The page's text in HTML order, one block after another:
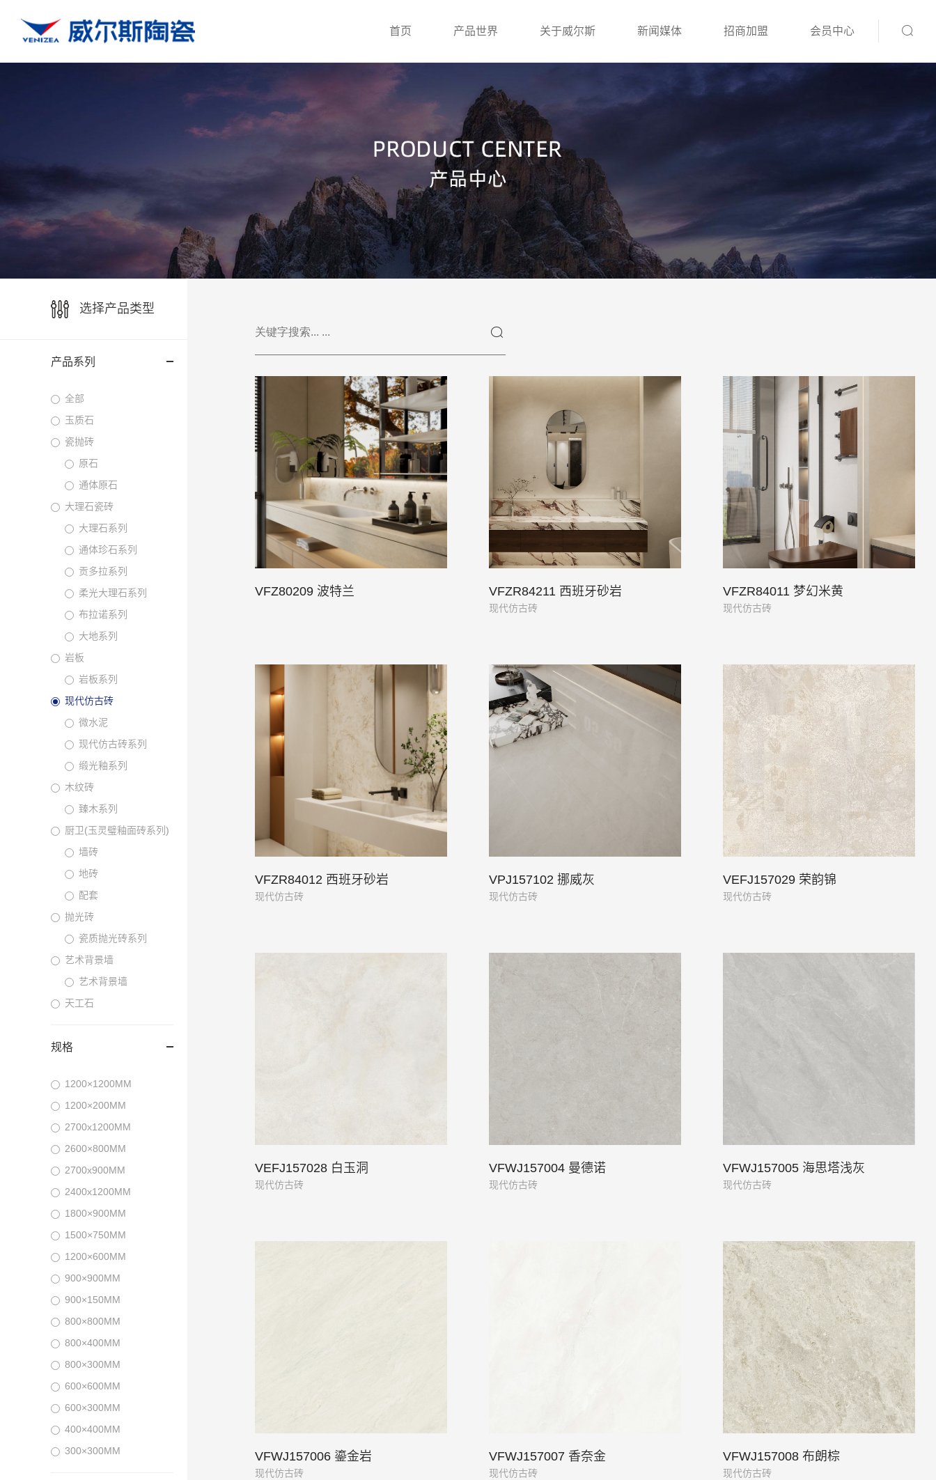
首页 产品世界 关于威尔斯 新闻媒体 招商加盟 会员中心
VFZ80209 波特兰 VFZR84211 西班牙砂岩
现代仿古砖
VFZR84011 梦幻米黄
现代仿古砖
VFZR84012 西班牙砂岩
现代仿古砖
VPJ157102 挪威灰
现代仿古砖
VEFJ157029 荣韵锦
现代仿古砖
VEFJ157028 白玉洞
现代仿古砖
VFWJ157004 曼德诺
现代仿古砖
VFWJ157005 海思塔浅灰
现代仿古砖
VFWJ157006 鎏金岩
现代仿古砖
VFWJ157007 香奈金
现代仿古砖
VFWJ157008 布朗棕
现代仿古砖
选择产品类型
产品系列
全部
玉质石
瓷抛砖
原石
通体原石
大理石瓷砖
大理石系列
通体珍石系列
贡多拉系列
柔光大理石系列
布拉诺系列
大地系列
岩板
岩板系列
现代仿古砖
微水泥
现代仿古砖系列
缎光釉系列
木纹砖
臻木系列
厨卫(玉灵璧釉面砖系列)
墙砖
地砖
配套
抛光砖
瓷质抛光砖系列
艺术背景墙
艺术背景墙
天工石
规格
1200×1200MM
1200×200MM
2700x1200MM
2600×800MM
2700x900MM
2400x1200MM
1800×900MM
1500×750MM
1200×600MM
900×900MM
900×150MM
800×800MM
800×400MM
800×300MM
600×600MM
600×300MM
400×400MM
300×300MM